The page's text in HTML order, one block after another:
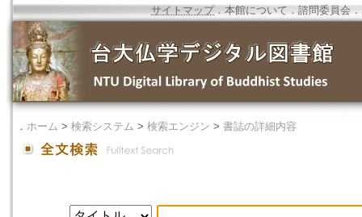
サイトマップ．本館について ． 諮問委員会 ．
． ホーム > 検索システム > 検索エンジン > 書誌の詳細内容